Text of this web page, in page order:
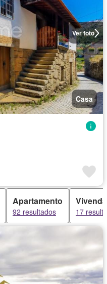
Ver foto
Casa
Apartamento
92 resultados
Vivenda
17